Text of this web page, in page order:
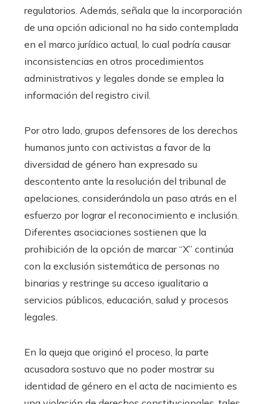
regulatorios. Además, señala que la incorporación
de una opción adicional no ha sido contemplada
en el marco jurídico actual, lo cual podría causar
inconsistencias en otros procedimientos
administrativos y legales donde se emplea la
información del registro civil.
Por otro lado, grupos defensores de los derechos
humanos junto con activistas a favor de la
diversidad de género han expresado su
descontento ante la resolución del tribunal de
apelaciones, considerándola un paso atrás en el
esfuerzo por lograr el reconocimiento e inclusión.
Diferentes asociaciones sostienen que la
prohibición de la opción de marcar “X” continúa
con la exclusión sistemática de personas no
binarias y restringe su acceso igualitario a
servicios públicos, educación, salud y procesos
legales.
En la queja que originó el proceso, la parte
acusadora sostuvo que no poder mostrar su
identidad de género en el acta de nacimiento es